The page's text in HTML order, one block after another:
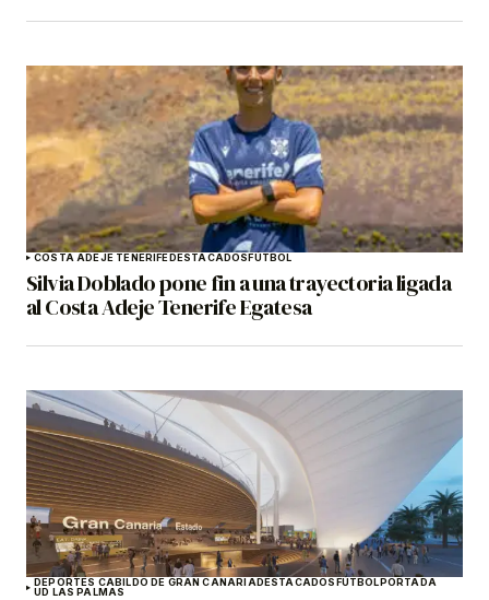
COSTA ADEJE TENERIFEDESTACADOSFÚTBOL
Silvia Doblado pone fin a una trayectoria ligada
al Costa Adeje Tenerife Egatesa
DEPORTES CABILDO DE GRAN CANARIADESTACADOSFÚTBOLPORTADA
UD LAS PALMAS